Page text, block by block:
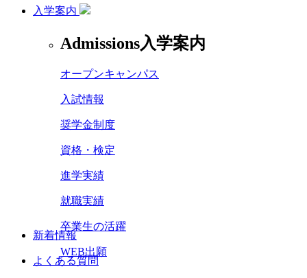
入学案内
Admissions入学案内
オープンキャンパス
入試情報
奨学金制度
資格・検定
進学実績
就職実績
卒業生の活躍
WEB出願
新着情報
よくある質問